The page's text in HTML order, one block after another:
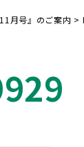
月号』のご案内 >